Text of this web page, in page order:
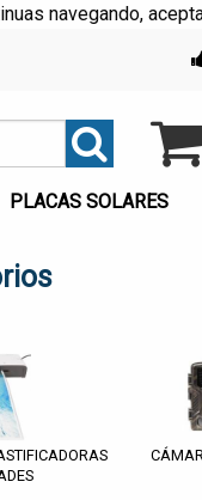
navegando,
PLACAS SOLARES